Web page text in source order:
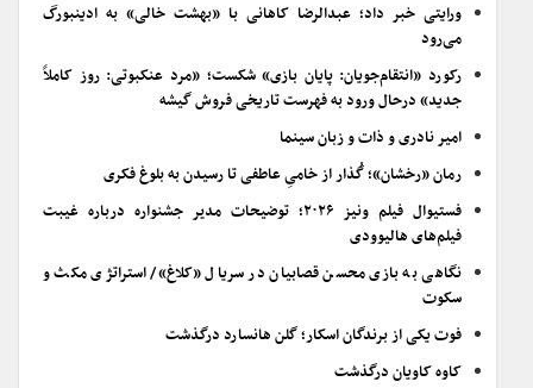
ورایتی خبر داد؛ عبدالرضا کاهانی با «بهشت خالی» به ادینبورگ
می‌رود
رکورد «انتقام‌جویان: پایان بازی» شکست؛ «مرد عنکبوتی: روز کاملاً
جدید» درحال ورود به فهرست تاریخی فروش گیشه
امیر نادری و ذات و زبان سینما
رمان «رخشان»؛ گُذار از خامیِ عاطفی تا رسیدن به بلوغ فکری
فستیوال فیلم ونیز ۲۰۲۶؛ توضیحات مدیر جشنواره درباره غیبت
فیلم‌های هالیوودی
نگاهی به بازی محسن قصابیان در سریال «کلاغ»/ استراتژی مکث و
سکوت
فوت یکی از برندگان اسکار؛ گلن هانسارد درگذشت
کاوه کاویان درگذشت